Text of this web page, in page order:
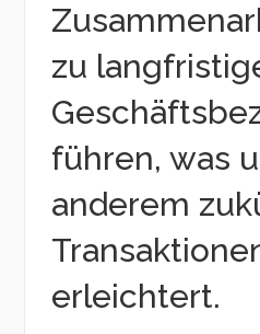
zu
führen, was
anderem
erleichtert.